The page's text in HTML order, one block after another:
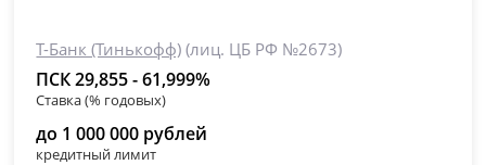
Т-Банк (Тинькофф) (лиц. ЦБ РФ №2673)
ПСК 29,855 - 61,999%
Ставка (% годовых)
до 1 000 000 рублей
кредитный лимит